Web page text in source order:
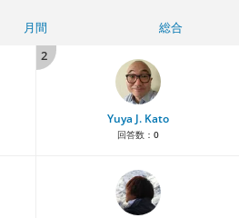
月間
総合
2
Yuya J. Kato
回答数： 0